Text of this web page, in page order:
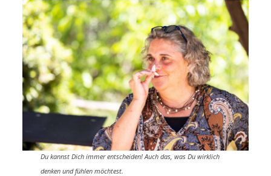
Du kannst Dich immer entscheiden! Auch das, was Du wirklich
denken und fühlen möchtest.